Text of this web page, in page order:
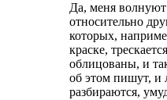
Да, меня
относительно
которых,
краске,
облицованы, и
об этом пишут, и
разбираются,